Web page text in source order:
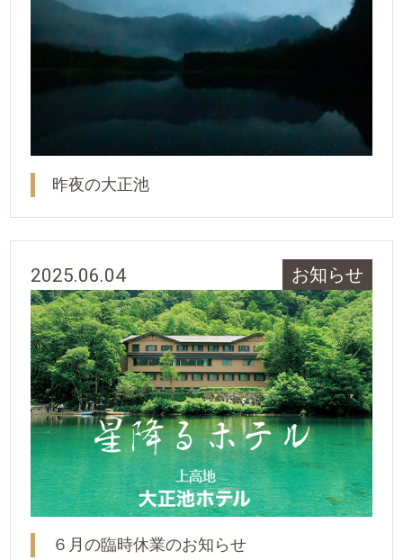
昨夜の大正池
2025.06.04 お知らせ
６月の臨時休業のお知らせ